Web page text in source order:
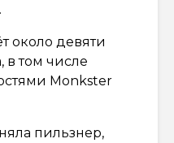
около девяти
в том числе
Monkster
пильзнер,